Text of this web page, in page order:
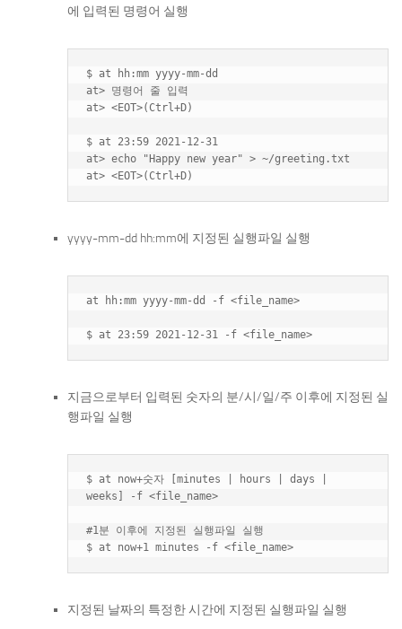
에 입력된 명령어 실행
$ at hh:mm yyyy-mm-dd
at> 명령어 줄 입력
at> <EOT>(Ctrl+D)
$ at 23:59 2021-12-31
at> echo "Happy new year" > ~/greeting.txt
yyyy-mm-dd hh:mm에 지정된 실행파일 실행
at hh:mm yyyy-mm-dd -f <file_name>
지금으로부터 입력된 숫자의 분/시/일/주 이후에 지정된 실
행파일 실행
$ at now+숫자 [minutes | hours | days |
weeks] -f <file_name>
#1분 이후에 지정된 실행파일 실행
지정된 날짜의 특정한 시간에 지정된 실행파일 실행